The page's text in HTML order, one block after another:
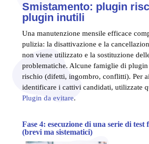
Smistamento: plugin
plugin inutili
Una manutenzione mensile efficace
pulizia: la disattivazione e la
non viene utilizzato e la sostituzione
problematiche. Alcune famiglie di
rischio (difetti, ingombro, conflitti). Per
identificare i cattivi candidati, utilizzate
Plugin da evitare.
Fase 4: esecuzione di una serie di test
(brevi ma sistematici)